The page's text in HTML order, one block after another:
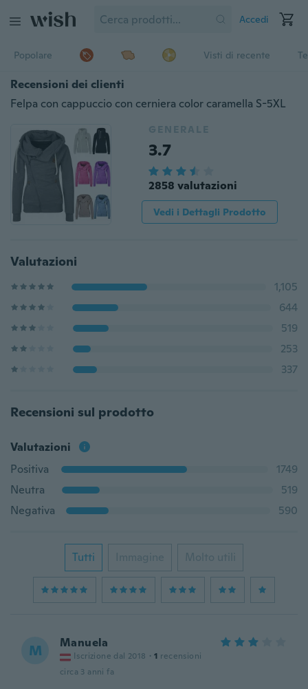
Accedi
Popolare Visti di recente
Recensioni dei clienti
Felpa con cappuccio con cerniera color caramella S-5XL
GENERALE
3.7
2858 valutazioni
Vedi i Dettagli Prodotto
Valutazioni
1,105
644
519
253
337
Recensioni sul prodotto
Valutazioni
Positiva
1749
Neutra
519
Negativa
590
Tutti Immagine Molto utili
M Manuela
Iscrizione dal 2018 · 1 recensioni
circa 3 anni fa